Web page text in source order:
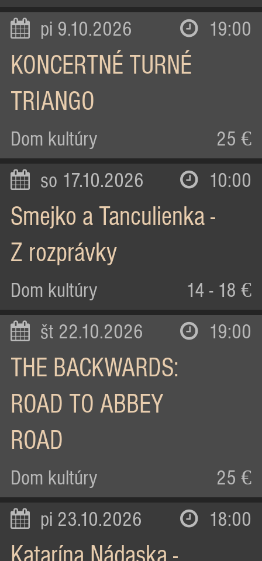
pi 9.10.2026 19:00
KONCERTNÉ TURNÉ
TRIANGO
Dom kultúry 25 €
so 17.10.2026 10:00
Smejko a Tanculienka -
Z rozprávky
Dom kultúry 14 - 18 €
št 22.10.2026 19:00
THE BACKWARDS:
ROAD TO ABBEY
ROAD
Dom kultúry 25 €
pi 23.10.2026 18:00